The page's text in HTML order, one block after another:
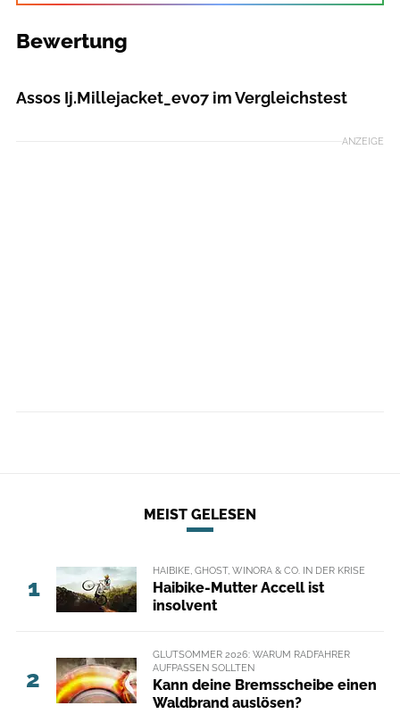
Bewertung
Assos Ij.Millejacket_evo7 im Vergleichstest
ANZEIGE
MEIST GELESEN
1
HAIBIKE, GHOST, WINORA & CO. IN DER KRISE
Haibike-Mutter Accell ist
insolvent
2
GLUTSOMMER 2026: WARUM RADFAHRER
AUFPASSEN SOLLTEN
Kann deine Bremsscheibe einen
Waldbrand auslösen?